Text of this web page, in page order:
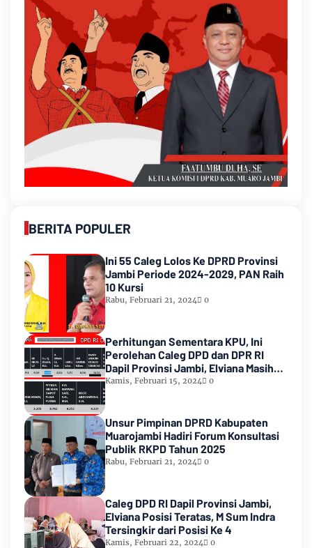
BERITA POPULER
Ini 55 Caleg Lolos Ke DPRD Provinsi
Jambi Periode 2024-2029, PAN Raih
10 Kursi
Rabu, Februari 21, 2024 0
Perhitungan Sementara KPU, Ini
Perolehan Caleg DPD dan DPR RI
Dapil Provinsi Jambi, Elviana Masih
Urutan Kedua Teratas
Kamis, Februari 15, 2024 0
Unsur Pimpinan DPRD Kabupaten
Muarojambi Hadiri Forum Konsultasi
Publik RKPD Tahun 2025
Rabu, Februari 21, 2024 0
Caleg DPD RI Dapil Provinsi Jambi,
Elviana Posisi Teratas, M Sum Indra
Tersingkir dari Posisi Ke 4
Kamis, Februari 22, 2024 0